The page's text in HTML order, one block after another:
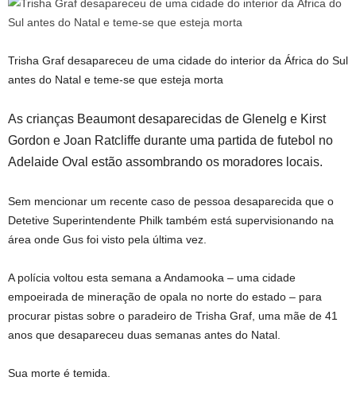
Trisha Graf desapareceu de uma cidade do interior da África do Sul
antes do Natal e teme-se que esteja morta
As crianças Beaumont desaparecidas de Glenelg e Kirst
Gordon e Joan Ratcliffe durante uma partida de futebol no
Adelaide Oval estão assombrando os moradores locais.
Sem mencionar um recente caso de pessoa desaparecida que o
Detetive Superintendente Philk também está supervisionando na
área onde Gus foi visto pela última vez.
A polícia voltou esta semana a Andamooka – uma cidade
empoeirada de mineração de opala no norte do estado – para
procurar pistas sobre o paradeiro de Trisha Graf, uma mãe de 41
anos que desapareceu duas semanas antes do Natal.
Sua morte é temida.